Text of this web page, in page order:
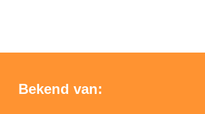
Bekend van: